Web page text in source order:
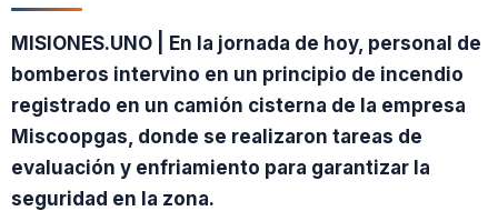
MISIONES.UNO | En la jornada de hoy, personal de
bomberos intervino en un principio de incendio
registrado en un camión cisterna de la empresa
Miscoopgas, donde se realizaron tareas de
evaluación y enfriamiento para garantizar la
seguridad en la zona.